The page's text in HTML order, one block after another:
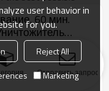
60 мин.
с уровнем P4
SP1025
объемы плоской
Отправить запрос
user behavior in
for you.
Reject All
Marketing